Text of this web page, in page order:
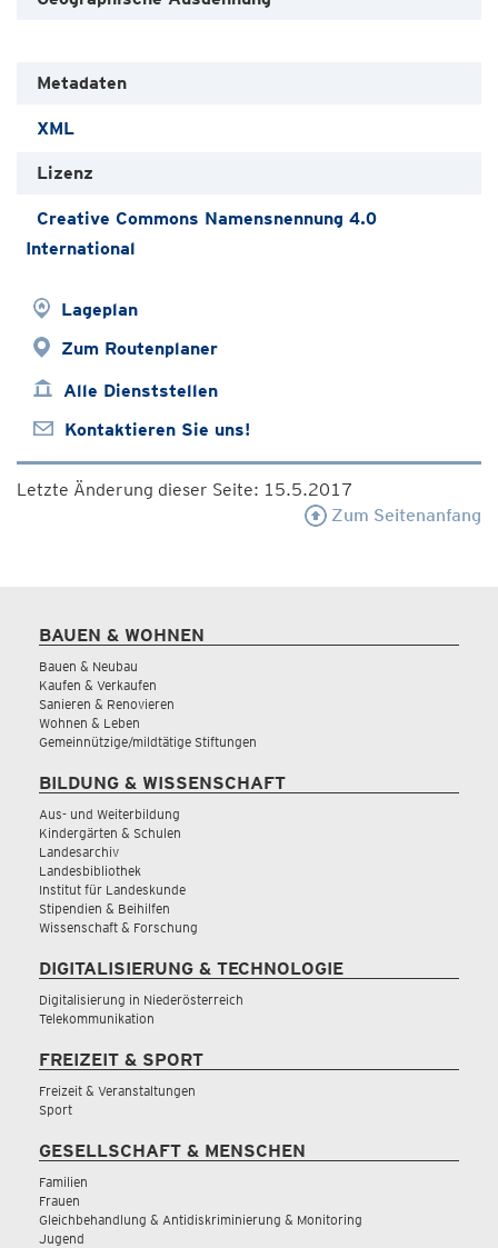
Metadaten
XML
Lizenz
Creative Commons Namensnennung 4.0
International
Lageplan
Zum Routenplaner
Alle Dienststellen
Kontaktieren Sie uns!
Letzte Änderung dieser Seite: 15.5.2017
Zum Seitenanfang
BAUEN & WOHNEN
Bauen & Neubau
Kaufen & Verkaufen
Sanieren & Renovieren
Wohnen & Leben
Gemeinnützige/mildtätige Stiftungen
BILDUNG & WISSENSCHAFT
Aus- und Weiterbildung
Kindergärten & Schulen
Landesarchiv
Landesbibliothek
Institut für Landeskunde
Stipendien & Beihilfen
Wissenschaft & Forschung
DIGITALISIERUNG & TECHNOLOGIE
Digitalisierung in Niederösterreich
Telekommunikation
FREIZEIT & SPORT
Freizeit & Veranstaltungen
Sport
GESELLSCHAFT & MENSCHEN
Familien
Frauen
Gleichbehandlung & Antidiskriminierung & Monitoring
Jugend